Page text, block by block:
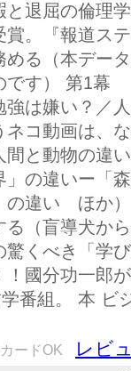
退屈の倫理
賞。『報道ス
める（本デー
です） 第1幕
強は嫌い？／
ネコ動画は
間と動物の違
」の違いー「
の違い ほか
る（盲導犬か
驚くべき「学
！國分功一郎
番組。 本 ビ
ードOK レビ